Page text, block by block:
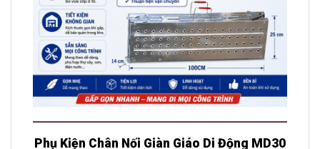
Phụ Kiện Chân Nối Giàn Giáo Di Động MD30